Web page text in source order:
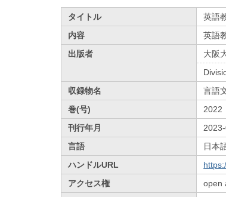
タイトル
英語
内容
英語
出版者
大阪
収録物名
言語
巻(号)
2022
刊行年月
言語
日本
ハンドルURL
アクセス権
open